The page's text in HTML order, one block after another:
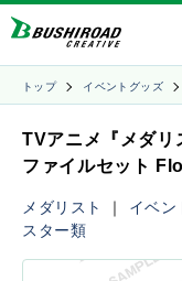
トップ イベントグッズ
TVアニメ『メダ
ファイルセット
メダリスト ｜ イベン
スター類